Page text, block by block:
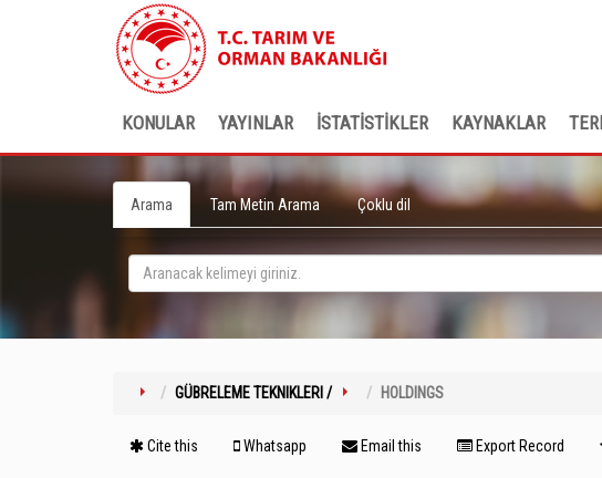
KONULAR YAYINLAR İSTATİSTİKLER KAYNAKLAR
Arama Tam Metin Arama Çoklu dil
GÜBRELEME TEKNIKLERI / HOLDINGS
Cite this Whatsapp Email this Export Record